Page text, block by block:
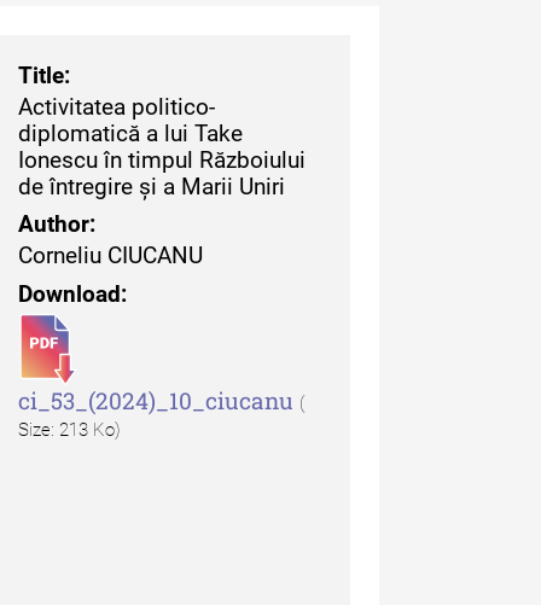
Muzeului Etnografic
- XXII / 2022
Muzeului Etnografic
Moldovei - XXI / 2021
Muzeului Etnografic
Moldovei - XX / 2020
Complet
Title:
Activitatea politico-
diplomatică a lui Take
Ionescu în timpul Războiului
de întregire și a Marii Uniri
Author:
Corneliu CIUCANU
Download:
ci_53_(2024)_10_ciucanu (
Size: 213 Ko)